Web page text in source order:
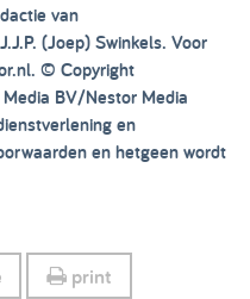
van
(Joep) Swinkels. Voor
© Copyright
BV/Nestor Media
en
en hetgeen wordt
print